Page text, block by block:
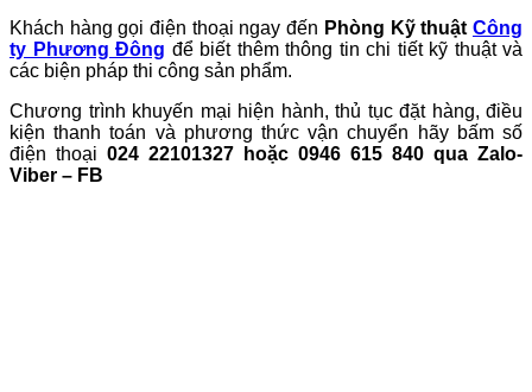
Khách hàng gọi điện thoại ngay đến Phòng Kỹ thuậtCông
ty Phương Đông để biết thêm thông tin chi tiết kỹ thuật và
các biện pháp thi công sản phẩm.
Chương trình khuyến mại hiện hành, thủ tục đặt hàng, điều
kiện thanh toán và phương thức vận chuyển hãy bấm số
điện thoại 024 22101327 hoặc 0946 615 840 qua Zalo-
Viber – FB